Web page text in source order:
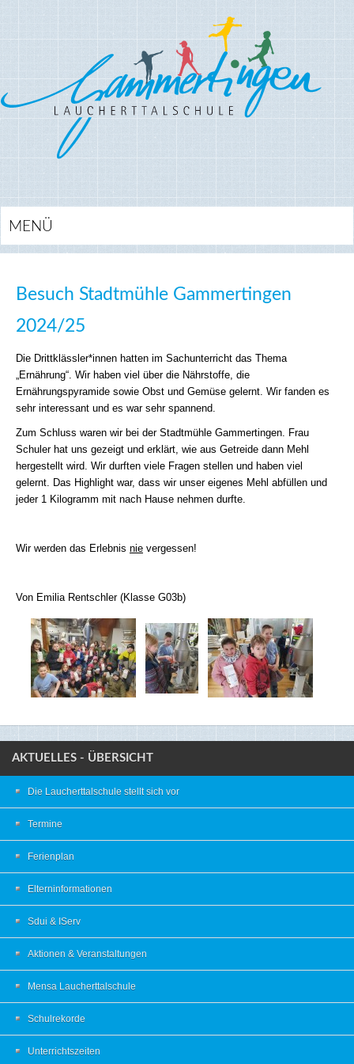
MENÜ
Besuch Stadtmühle Gammertingen
2024/25
Die Drittklässler*innen hatten im Sachunterricht das Thema
„Ernährung“. Wir haben viel über die Nährstoffe, die
Ernährungspyramide sowie Obst und Gemüse gelernt. Wir fanden es
sehr interessant und es war sehr spannend.
Zum Schluss waren wir bei der Stadtmühle Gammertingen. Frau
Schuler hat uns gezeigt und erklärt, wie aus Getreide dann Mehl
hergestellt wird. Wir durften viele Fragen stellen und haben viel
gelernt. Das Highlight war, dass wir unser eigenes Mehl abfüllen und
jeder 1 Kilogramm mit nach Hause nehmen durfte.
Wir werden das Erlebnis nie vergessen!
Von Emilia Rentschler (Klasse G03b)
AKTUELLES - ÜBERSICHT
Die Laucherttalschule stellt sich vor
Termine
Ferienplan
Elterninformationen
Sdui & IServ
Aktionen & Veranstaltungen
Mensa Laucherttalschule
Schulrekorde
Unterrichtszeiten